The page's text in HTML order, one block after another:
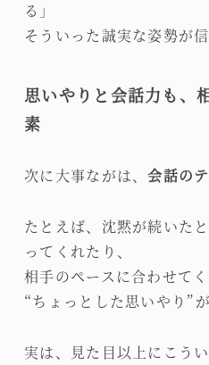
る」
そういった誠実な姿勢が
思いやりと会話力も、
素
次に大事ながは、会話の
たとえば、沈黙が続いた
ってくれたり、
相手のペースに合わせて
“ちょっとした思いやり”
実は、見た目以上にこう